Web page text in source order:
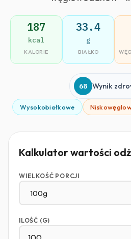
187
kcal
KALORIE
33.4
g
BIAŁKO
68 Wynik
Wysokobiałkowe
Kalkulator wartości
WIELKOŚĆ PORCJI
ILOŚĆ (G)